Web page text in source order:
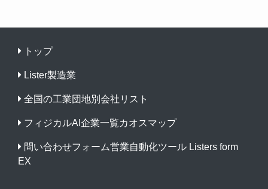
トップ
Lister製造業
全国の工業団地別会社リスト
フィジカルAI企業一覧カオスマップ
問い合わせフォーム営業自動化ツール Listers form
EX